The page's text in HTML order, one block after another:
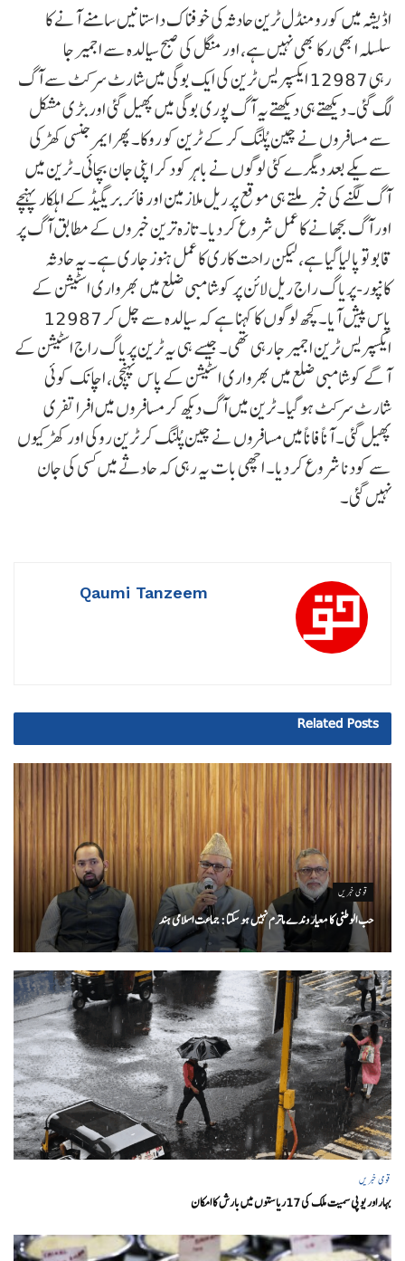
اڈیشہ میں کورومنڈل ٹرین حادثہ کی خوفناک داستانیں سامنے آنے کا
سلسلہ ابھی رکا بھی نہیں ہے، اور منگل کی صبح سیالدہ سے اجمیر جا
رہی 12987 ایکسپریس ٹرین کی ایک بوگی میں شارٹ سرکٹ سے آگ
لگ گئی۔ دیکھتے ہی دیکھتے یہ آگ پوری بوگی میں پھیل گئی اور بڑی مشکل
سے مسافروں نے چین پُلنگ کر کے ٹرین کو روکا۔ پھر ایمرجنسی کھڑکی
سے یکے بعد دیگرے کئی لوگوں نے باہر کود کر اپنی جان بچائی۔ٹرین میں
آگ لگنے کی خبر ملتے ہی موقع پر ریل ملازمین اور فائر بریگیڈ کے اہلکار پہنچے
اور آگ بجھانے کا عمل شروع کر دیا۔ تازہ ترین خبروں کے مطابق آگ پر
قابو تو پا لیا گیا ہے، لیکن راحت کاری کا عمل ہنوز جاری ہے۔ یہ حادثہ
کانپور-پریاگ راج ریل لائن پر کوشامبی ضلع میں بھرواری اسٹیشن کے
پاس پیش آیا۔کچھ لوگوں کا کہنا ہے کہ سیالدہ سے چل کر 12987
ایکسپریس ٹرین اجمیر جا رہی تھی۔ جیسے ہی یہ ٹرین پریاگ راج اسٹیشن کے
آگے کوشامبی ضلع میں بھرواری اسٹیشن کے پاس پہنچی، اچانک کوئی
شارٹ سرکٹ ہو گیا۔ ٹرین میں آگ دیکھ کر مسافروں میں افرا تفری
پھیل گئی۔ آناً فاناً میں مسافروں نے چین پُلنگ کر ٹرین روکی اور کھڑکیوں
سے کودنا شروع کر دیا۔ اچھی بات یہ رہی کہ حادثے میں کسی کی جان
نہیں گئی۔
Qaumi Tanzeem
Related Posts
قومی خبریں
حب الوطنی کا معیار وندے ماترم نہیں ہو سکتا : جماعت اسلامی ہند
قومی خبریں
بہار اور یو پی سمیت ملک کی 17ریاستوں میں بارش کا امکان